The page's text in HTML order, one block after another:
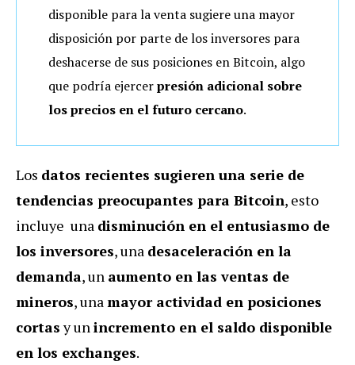
disponible para la venta sugiere una mayor
disposición por parte de los inversores para
deshacerse de sus posiciones en Bitcoin, algo
que podría ejercerpresión adicional sobre
los precios en el futuro cercano.
Los datos recientes sugieren una serie de
tendencias preocupantes para Bitcoin, esto
incluye una disminución en el entusiasmo de
los inversores, una desaceleración en la
demanda, un aumento en las ventas de
mineros, unamayor actividad en posiciones
cortasy unincremento en el saldo disponible
en los exchanges.